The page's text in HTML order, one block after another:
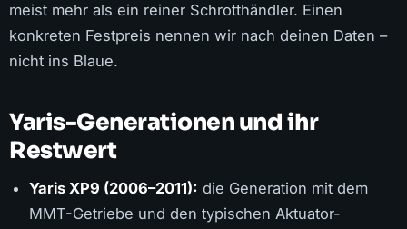
meist mehr als ein reiner Schrotthändler. Einen
konkreten Festpreis nennen wir nach deinen Daten –
nicht ins Blaue.
Yaris-Generationen und ihr
Restwert
Yaris XP9 (2006–2011): die Generation mit dem
MMT-Getriebe und den typischen Aktuator-